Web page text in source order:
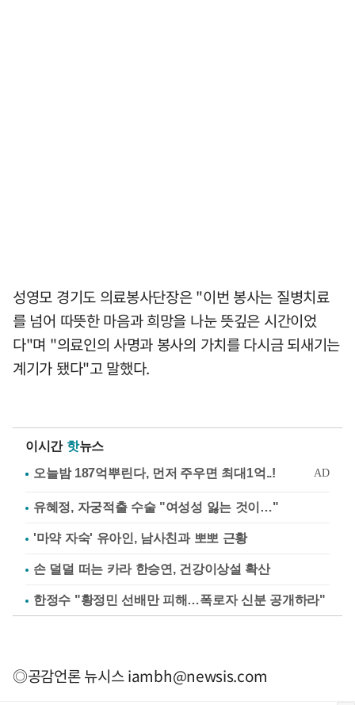
성영모 경기도 의료봉사단장은 "이번 봉사는 질병치료
를 넘어 따뜻한 마음과 희망을 나눈 뜻깊은 시간이었
다"며 "의료인의 사명과 봉사의 가치를 다시금 되새기는
계기가 됐다"고 말했다.
이시간 핫뉴스
유혜정, 자궁적출 수술 "여성성 잃는 것이…"
'마약 자숙' 유아인, 남사친과 뽀뽀 근황
손 덜덜 떠는 카라 한승연, 건강이상설 확산
한정수 "황정민 선배만 피해…폭로자 신분 공개하라"
◎공감언론 뉴시스iambh@newsis.com